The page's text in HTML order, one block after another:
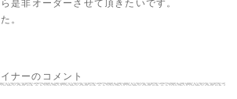
是非オーダーさせて頂きたいです。
。
ナーのコメント